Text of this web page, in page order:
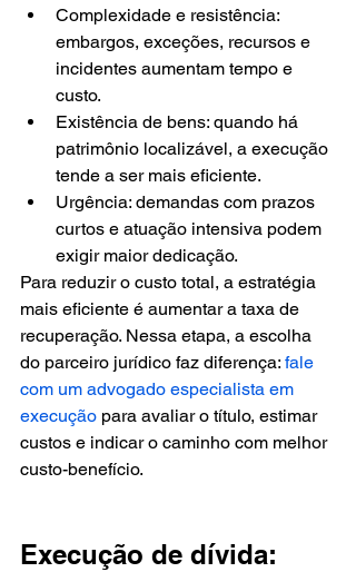
Complexidade e resistência:
embargos, exceções, recursos e
incidentes aumentam tempo e
custo.
Existência de bens: quando há
patrimônio localizável, a execução
tende a ser mais eficiente.
Urgência: demandas com prazos
curtos e atuação intensiva podem
exigir maior dedicação.
Para reduzir o custo total, a estratégia
mais eficiente é aumentar a taxa de
recuperação. Nessa etapa, a escolha
do parceiro jurídico faz diferença: fale
com um advogado especialista em
execução para avaliar o título, estimar
custos e indicar o caminho com melhor
custo-benefício.
Execução de dívida: